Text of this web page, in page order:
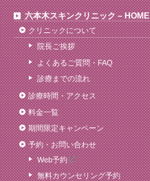
六本木スキンクリニック – HOME
クリニックについて
院長ご挨拶
よくあるご質問・FAQ
診療までの流れ
診療時間・アクセス
料金一覧
期間限定キャンペーン
予約・お問い合わせ
Web予約
無料カウンセリング予約